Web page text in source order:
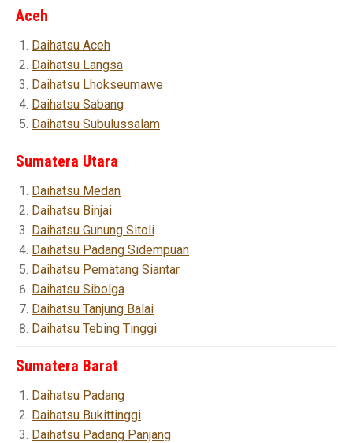
Aceh
Daihatsu Aceh
Daihatsu Langsa
Daihatsu Lhokseumawe
Daihatsu Sabang
Daihatsu Subulussalam
Sumatera Utara
Daihatsu Medan
Daihatsu Binjai
Daihatsu Gunung Sitoli
Daihatsu Padang Sidempuan
Daihatsu Pematang Siantar
Daihatsu Sibolga
Daihatsu Tanjung Balai
Daihatsu Tebing Tinggi
Sumatera Barat
Daihatsu Padang
Daihatsu Bukittinggi
Daihatsu Padang Panjang